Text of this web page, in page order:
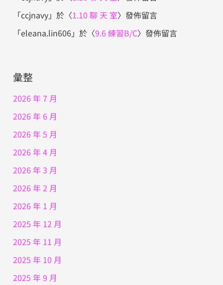
「ccjnavy」於〈1.10 聊 天 室〉發佈留言
「eleana.lin606」於〈9.6 練習B/C〉發佈留言
彙整
2026 年 7 月
2026 年 6 月
2026 年 5 月
2026 年 4 月
2026 年 3 月
2026 年 2 月
2026 年 1 月
2025 年 12 月
2025 年 11 月
2025 年 10 月
2025 年 9 月